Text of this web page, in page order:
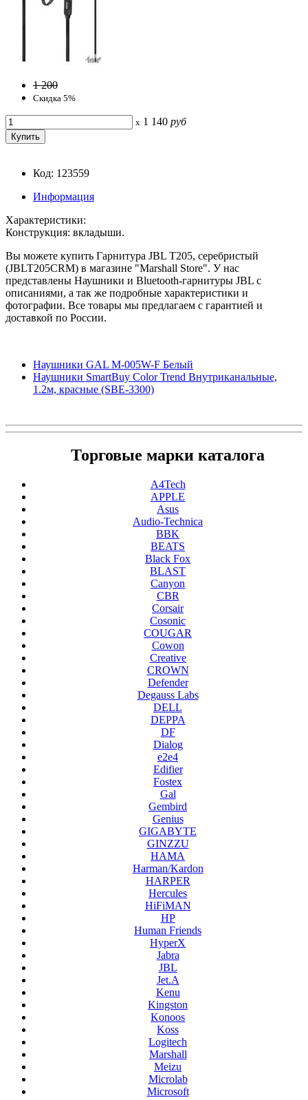
1 200
Скидка 5%
x 1 140 руб
Код: 123559
Информация
Характеристики:
Конструкция: вкладыши.
Вы можете купить Гарнитура JBL T205, серебристый
(JBLT205CRM) в магазине "Marshall Store". У нас
представлены Наушники и Bluetooth-гарнитуры JBL с
описаниями, а так же подробные характеристики и
фотографии. Все товары мы предлагаем с гарантией и
доставкой по России.
Наушники GAL M-005W-F Белый
Наушники SmartBuy Color Trend Внутриканальные,
1.2м, красные (SBE-3300)
Торговые марки каталога
A4Tech
APPLE
Asus
Audio-Technica
BBK
BEATS
Black Fox
BLAST
Canyon
CBR
Corsair
Cosonic
COUGAR
Cowon
Creative
CROWN
Defender
Degauss Labs
DELL
DEPPA
DF
Dialog
e2e4
Edifier
Fostex
Gal
Gembird
Genius
GIGABYTE
GINZZU
HAMA
Harman/Kardon
HARPER
Hercules
HiFiMAN
HP
Human Friends
HyperX
Jabra
JBL
Jet.A
Kenu
Kingston
Konoos
Koss
Logitech
Marshall
Meizu
Microlab
Microsoft